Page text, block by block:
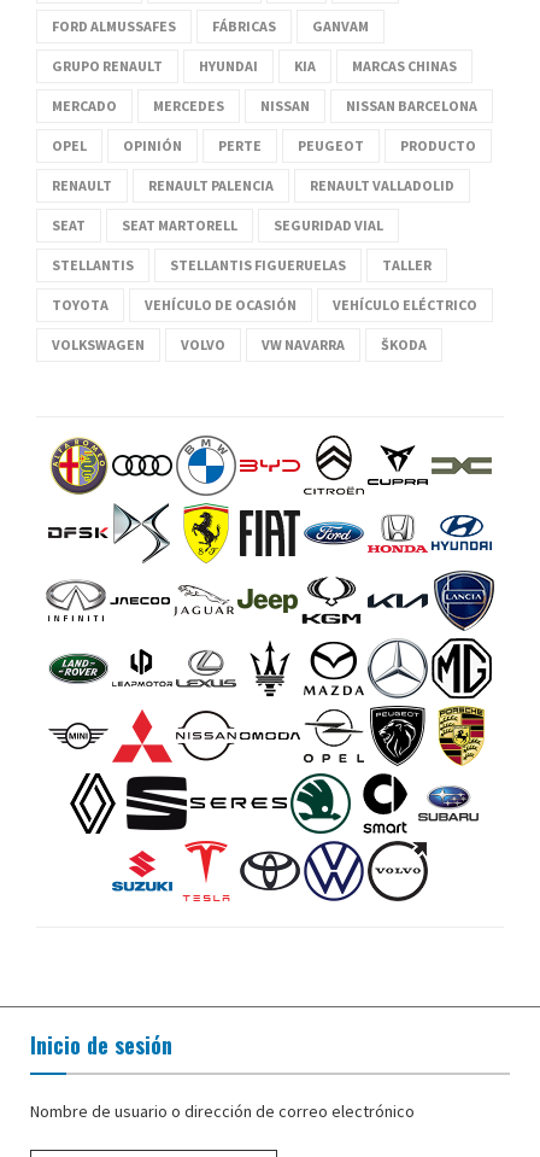
FORD ALMUSSAFES FÁBRICAS GANVAM
GRUPO RENAULT HYUNDAI KIA MARCAS CHINAS
MERCADO MERCEDES NISSAN NISSAN BARCELONA
OPEL OPINIÓN PERTE PEUGEOT PRODUCTO
RENAULT RENAULT PALENCIA RENAULT VALLADOLID
SEAT SEAT MARTORELL SEGURIDAD VIAL
STELLANTIS STELLANTIS FIGUERUELAS TALLER
TOYOTA VEHÍCULO DE OCASIÓN VEHÍCULO ELÉCTRICO
VOLKSWAGEN VOLVO VW NAVARRA ŠKODA
Inicio de sesión
Nombre de usuario o dirección de correo electrónico